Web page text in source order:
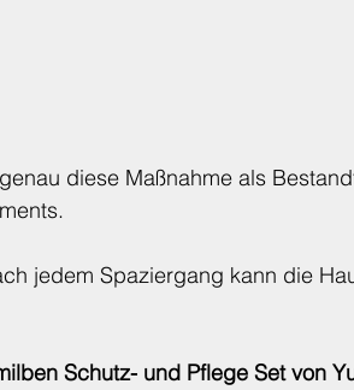
diese Maßnahme als
jedem Spaziergang kann die
Schutz- und Pflege Set von